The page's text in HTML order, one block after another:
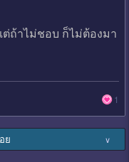
ถ้าไม่ชอบ ก็ไม่ต้องมา
1
ย ∨